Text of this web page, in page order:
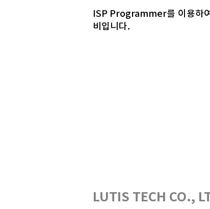
ISP Programmer를 이용하
비입니다.
LUTIS TECH CO.,